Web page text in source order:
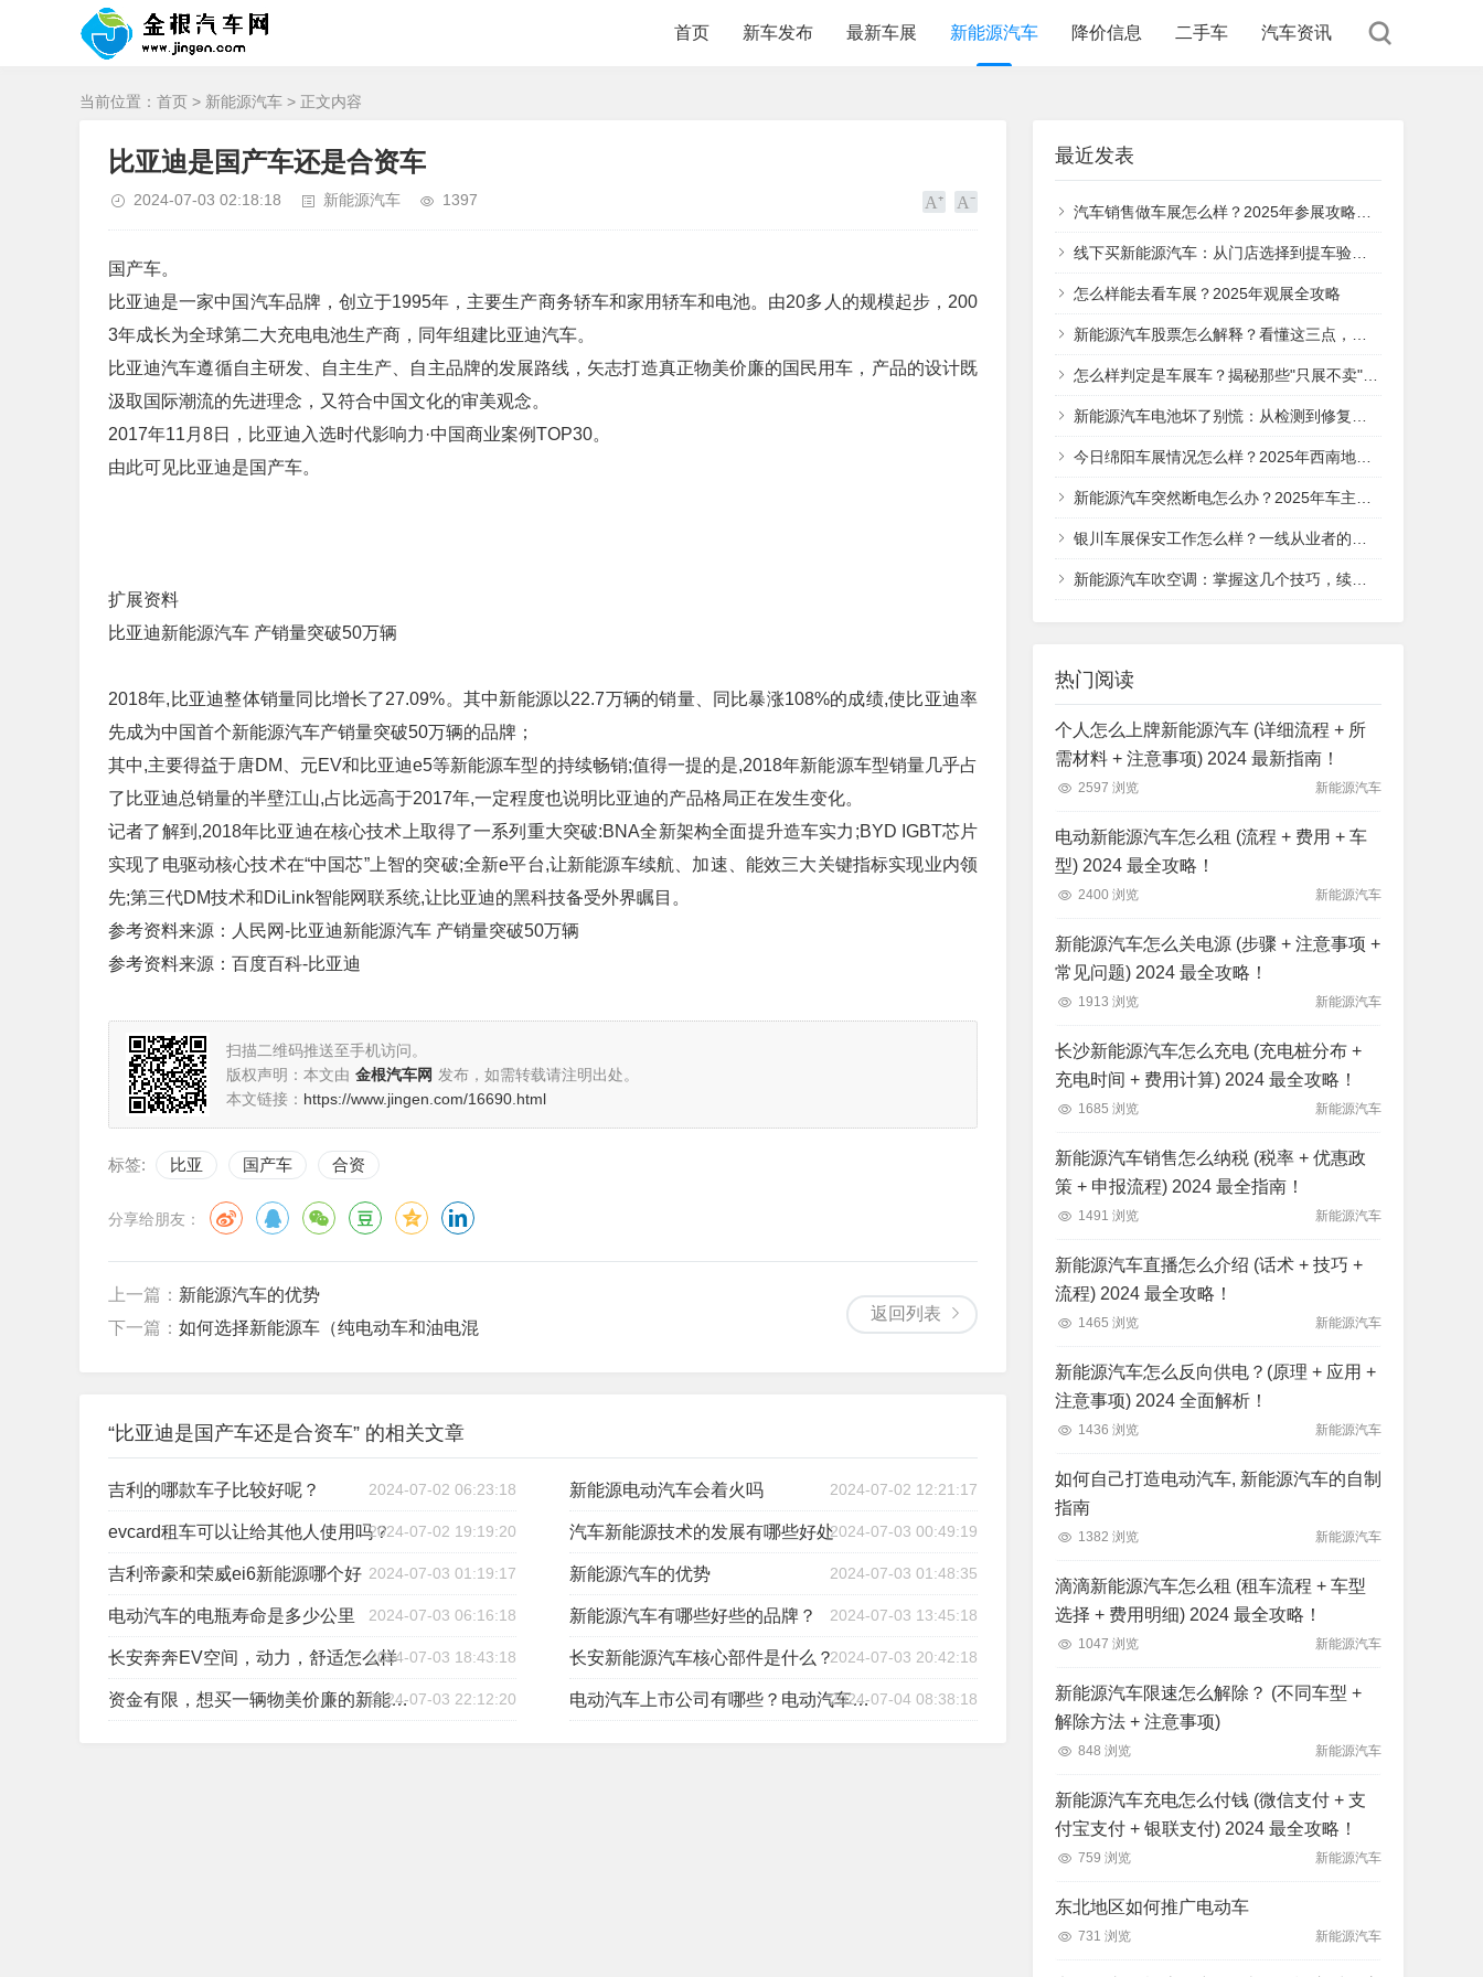
首页 新车发布 最新车展 新能源汽车 降价信息 二手车 汽车资讯
当前位置： 首页 > 新能源汽车 > 正文内容
比亚迪是国产车还是合资车
2024-07-03 02:18:18 新能源汽车 1397
国产车。
比亚迪是一家中国汽车品牌，创立于1995年，主要生产商务轿车和家用轿车和电池。由20多人的规模起步，200
3年成长为全球第二大充电电池生产商，同年组建比亚迪汽车。
比亚迪汽车遵循自主研发、自主生产、自主品牌的发展路线，矢志打造真正物美价廉的国民用车，产品的设计既
汲取国际潮流的先进理念，又符合中国文化的审美观念。
2017年11月8日，比亚迪入选时代影响力·中国商业案例TOP30。
由此可见比亚迪是国产车。
扩展资料
比亚迪新能源汽车 产销量突破50万辆
2018年,比亚迪整体销量同比增长了27.09%。其中新能源以22.7万辆的销量、同比暴涨108%的成绩,使比亚迪率
先成为中国首个新能源汽车产销量突破50万辆的品牌；
其中,主要得益于唐DM、元EV和比亚迪e5等新能源车型的持续畅销;值得一提的是,2018年新能源车型销量几乎占
了比亚迪总销量的半壁江山,占比远高于2017年,一定程度也说明比亚迪的产品格局正在发生变化。
记者了解到,2018年比亚迪在核心技术上取得了一系列重大突破:BNA全新架构全面提升造车实力;BYD IGBT芯片
实现了电驱动核心技术在“中国芯”上智的突破;全新e平台,让新能源车续航、加速、能效三大关键指标实现业内领
先;第三代DM技术和DiLink智能网联系统,让比亚迪的黑科技备受外界瞩目。
参考资料来源：人民网-比亚迪新能源汽车 产销量突破50万辆
参考资料来源：百度百科-比亚迪
扫描二维码推送至手机访问。
版权声明：本文由 金根汽车网 发布，如需转载请注明出处。
本文链接： https://www.jingen.com/16690.html
标签: 比亚 国产车 合资
分享给朋友：
返回列表
上一篇： 新能源汽车的优势
下一篇： 如何选择新能源车（纯电动车和油电混
“比亚迪是国产车还是合资车” 的相关文章
吉利的哪款车子比较好呢？ 2024-07-02 06:23:18 新能源电动汽车会着火吗 2024-07-02 12:21:17
evcard租车可以让给其他人使用吗？2024-07-02 19:19:20 汽车新能源技术的发展有哪些好处2024-07-03 00:49:19
吉利帝豪和荣威ei6新能源哪个好 2024-07-03 01:19:17 新能源汽车的优势 2024-07-03 01:48:35
电动汽车的电瓶寿命是多少公里 2024-07-03 06:16:18 新能源汽车有哪些好些的品牌？ 2024-07-03 13:45:18
长安奔奔EV空间，动力，舒适怎么样2024-07-03 18:43:18 长安新能源汽车核心部件是什么？2024-07-03 20:42:18
资金有限，想买一辆物美价廉的新能源汽车，有啥好牌子推荐么？
2024-07-03 22:12:20 电动汽车上市公司有哪些？电动汽车龙头股解析
2024-07-04 08:38:18
最近发表
汽车销售做车展怎么样？2025年参展攻略与实战经验分享
线下买新能源汽车：从门店选择到提车验收，这5个关键步骤帮你避坑
怎么样能去看车展？2025年观展全攻略
新能源汽车股票怎么解释？看懂这三点，你就明白它的投资价值在哪
怎么样判定是车展车？揭秘那些"只展不卖"的特殊车辆
新能源汽车电池坏了别慌：从检测到修复的全流程指南
今日绵阳车展情况怎么样？2025年西南地区汽车盛宴全面解析
新能源汽车突然断电怎么办？2025年车主必看的应急处理指南，从安全判断到救援全流程
银川车展保安工作怎么样？一线从业者的真实体验分享
新能源汽车吹空调：掌握这几个技巧，续航与舒适不再二选一
热门阅读
个人怎么上牌新能源汽车 (详细流程 + 所
需材料 + 注意事项) 2024 最新指南！
2597 浏览 新能源汽车
电动新能源汽车怎么租 (流程 + 费用 + 车
型) 2024 最全攻略！
2400 浏览 新能源汽车
新能源汽车怎么关电源 (步骤 + 注意事项 +
常见问题) 2024 最全攻略！
1913 浏览 新能源汽车
长沙新能源汽车怎么充电 (充电桩分布 +
充电时间 + 费用计算) 2024 最全攻略！
1685 浏览 新能源汽车
新能源汽车销售怎么纳税 (税率 + 优惠政
策 + 申报流程) 2024 最全指南！
1491 浏览 新能源汽车
新能源汽车直播怎么介绍 (话术 + 技巧 +
流程) 2024 最全攻略！
1465 浏览 新能源汽车
新能源汽车怎么反向供电？(原理 + 应用 +
注意事项) 2024 全面解析！
1436 浏览 新能源汽车
如何自己打造电动汽车, 新能源汽车的自制
指南
1382 浏览 新能源汽车
滴滴新能源汽车怎么租 (租车流程 + 车型
选择 + 费用明细) 2024 最全攻略！
1047 浏览 新能源汽车
新能源汽车限速怎么解除？ (不同车型 +
解除方法 + 注意事项)
848 浏览 新能源汽车
新能源汽车充电怎么付钱 (微信支付 + 支
付宝支付 + 银联支付) 2024 最全攻略！
759 浏览 新能源汽车
东北地区如何推广电动车
731 浏览 新能源汽车